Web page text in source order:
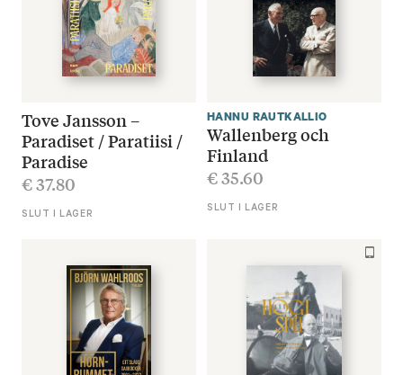
Tove Jansson –
Paradiset / Paratiisi /
Paradise
€37.80
SLUT I LAGER
HANNU RAUTKALLIO
Wallenberg och
Finland
€35.60
SLUT I LAGER